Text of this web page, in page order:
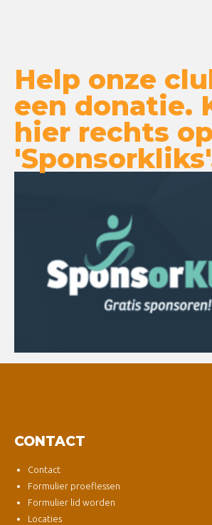
Help onze
een donatie.
hier rechts op
CONTACT
Contact
Formulier proeflessen
Formulier lid worden
Locaties